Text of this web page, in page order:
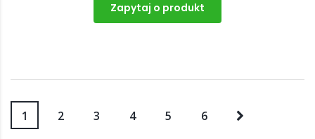
Zapytaj o produkt
1 2 3 4 5 6